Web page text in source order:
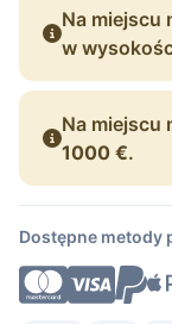
Na miejscu
w
Na miejscu
1000 €.
Dostępne metody